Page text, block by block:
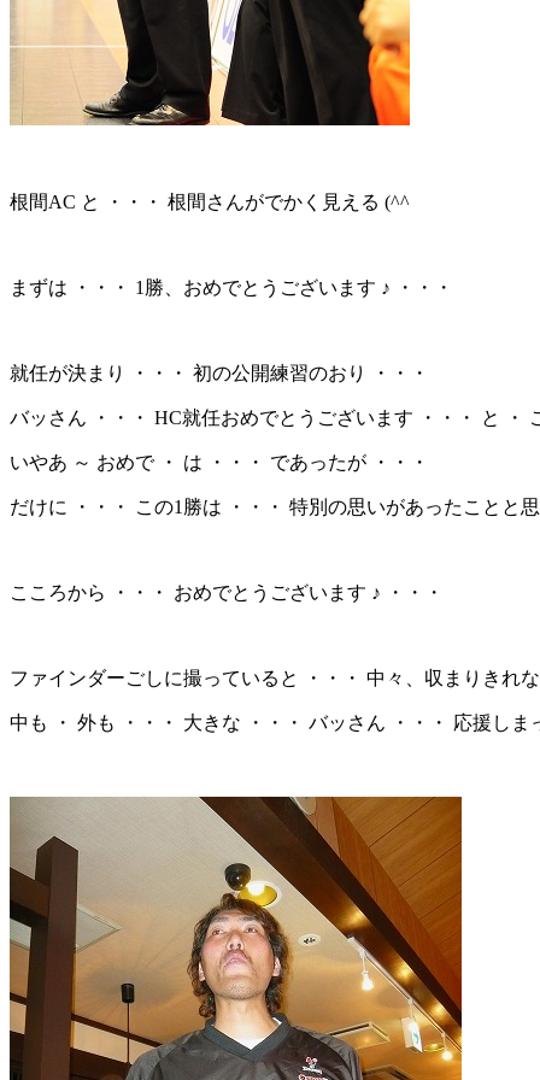
根間AC と ・・・ 根間さんがでかく見える (^^ゞ
まずは ・・・ 1勝、おめでとうございます ♪ ・・・
就任が決まり ・・・ 初の公開練習のおり ・・・
バッさん ・・・ HC就任おめでとうございます ・・・ と ・
いやあ ～ おめで ・ は ・・・ であったが ・・・
だけに ・・・ この1勝は ・・・ 特別の思いがあったことと思
こころから ・・・ おめでとうございます ♪ ・・・
ファインダーごしに撮っていると ・・・ 中々、収まりきれ
中も ・ 外も ・・・ 大きな ・・・ バッさん ・・・ 応援しま